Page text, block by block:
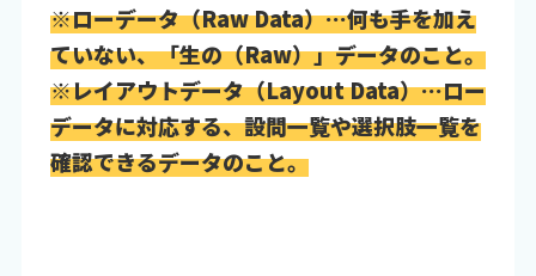
※ローデータ（Raw Data）…何も手を加え
ていない、「生の（Raw）」データのこと。
※レイアウトデータ（Layout Data）…ロー
データに対応する、設問一覧や選択肢一覧を
確認できるデータのこと。